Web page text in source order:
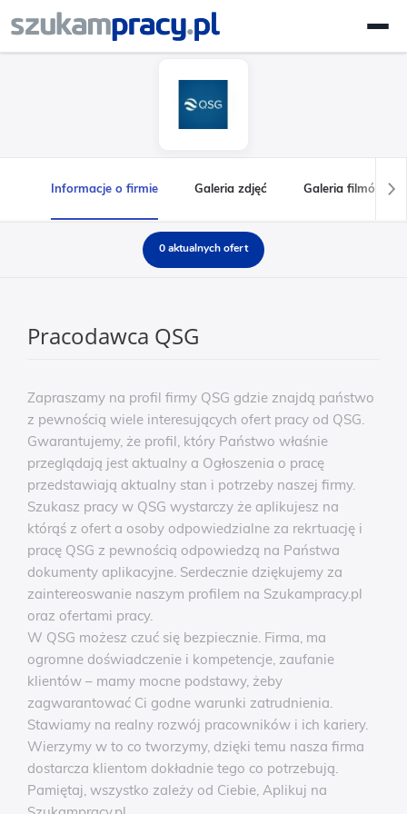
Informacje o firmie Galeria zdjęć Galeria filmów
0 aktualnych ofert
Pracodawca QSG
Zapraszamy na profil firmy QSG gdzie znajdą państwo
z pewnością wiele interesujących ofert pracy od QSG.
Gwarantujemy, że profil, który Państwo właśnie
przeglądają jest aktualny a Ogłoszenia o pracę
przedstawiają aktualny stan i potrzeby naszej firmy.
Szukasz pracy w QSG wystarczy że aplikujesz na
którąś z ofert a osoby odpowiedzialne za rekrtuację i
pracę QSG z pewnością odpowiedzą na Państwa
dokumenty aplikacyjne. Serdecznie dziękujemy za
zaintereoswanie naszym profilem na Szukampracy.pl
oraz ofertami pracy.
W QSG możesz czuć się bezpiecznie. Firma, ma
ogromne doświadczenie i kompetencje, zaufanie
klientów – mamy mocne podstawy, żeby
zagwarantować Ci godne warunki zatrudnienia.
Stawiamy na realny rozwój pracowników i ich kariery.
Wierzymy w to co tworzymy, dzięki temu nasza firma
dostarcza klientom dokładnie tego co potrzebują.
Pamiętaj, wszystko zależy od Ciebie, Aplikuj na